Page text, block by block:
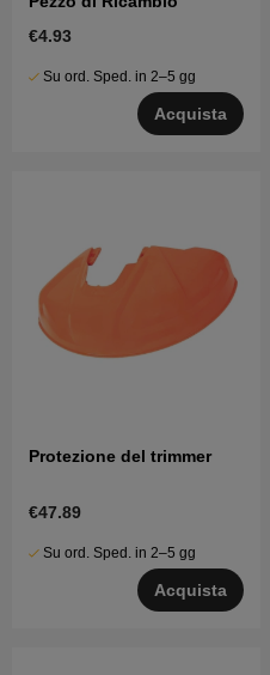
€4.93
Su ord. Sped. in 2–5 gg
Acquista
Protezione del trimmer
€47.89
Su ord. Sped. in 2–5 gg
Acquista